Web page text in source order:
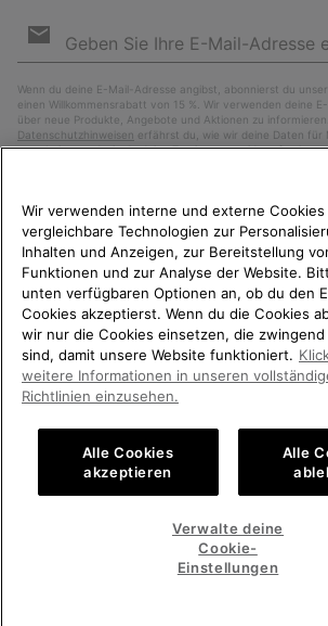
Anmeldung
Wenn du deine E-Mail-Adresse angibst, abonnierst du
einen Willkommensrabatt von 15 %. Wir verwenden deine
über neue Produkte, Angebote und Aktionen zu
Datenschutzhinweisen erfährst du, wie wir deine Daten für
verarbeiten und wie du deine Zustimmung widerrufen
Österreich
©2026SOREL. Alle Rechte vorbehalten.
Datenschutz Nutzungsbedingungen
Allgemeine Verkaufsbedingungen
Impressum
Kundenservice: Mo- Fr. 9:00 - 13:00 & 14:00- 18:00 Uhr
WILLKOMMEN BEI
BITTE WÄHLEN
Online-Einkauf
Wir verwenden interne und externe Cookies
vergleichbare Technologien zur
Inhalten und Anzeigen, zur Bereitstellung
Funktionen und zur Analyse der Website.
unten verfügbaren Optionen an, ob du den
Cookies akzeptierst. Wenn du die Cookies
wir nur die Cookies einsetzen, die
sind, damit unsere Website funktioniert.
weitere Informationen in unseren
Richtlinien einzusehen.
Alle Cookies
akzeptieren
Alle
Verwalte deine
Cookie-
Einstellungen